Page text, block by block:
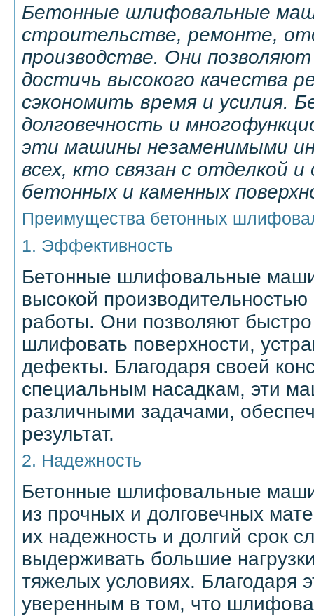
Бетонные шлифовальные
строительстве, ремонте,
производстве. Они
достичь высокого качества
сэкономить время и усилия.
долговечность и
эти машины незаменимыми
всех, кто связан с отделкой
бетонных и каменных
Преимущества бетонных
1. Эффективность
Бетонные шлифовальные
высокой
работы. Они позволяют быстро
шлифовать поверхности,
дефекты. Благодаря своей
специальным насадкам, эти
различными задачами,
результат.
2. Надежность
Бетонные шлифовальные
из прочных и долговечных
их надежность и долгий срок
выдерживать большие
тяжелых условиях. Благодаря
уверенным в том, что